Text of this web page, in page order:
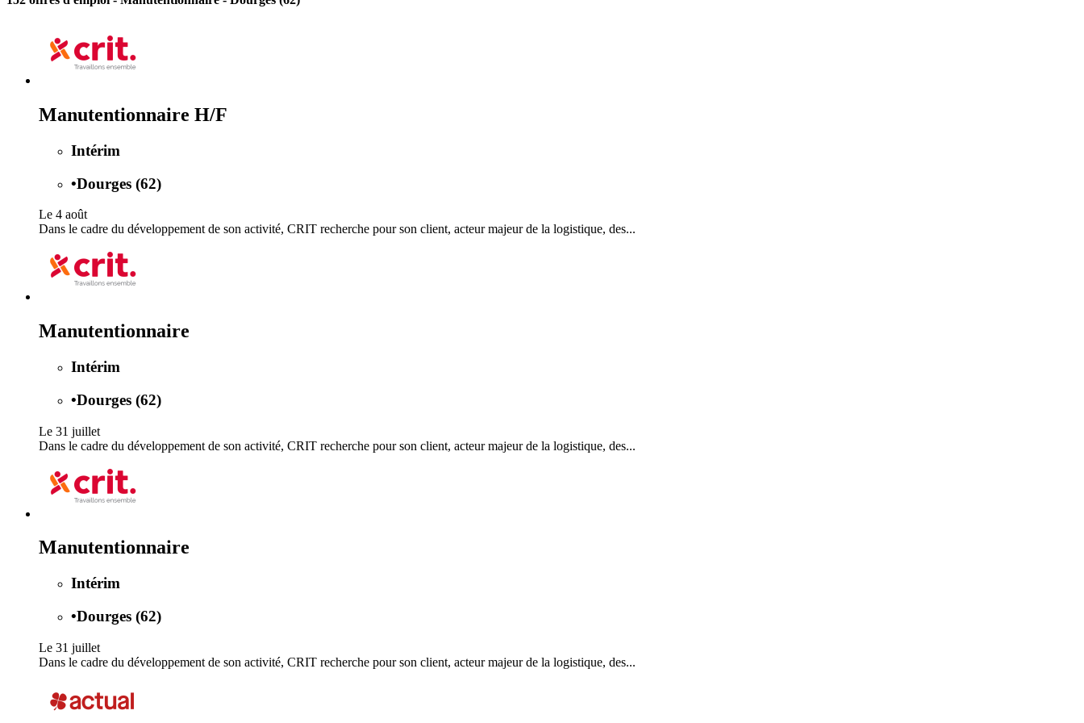
Manutentionnaire H/F
Intérim
•Dourges (62)
Le 4 août
Dans le cadre du développement de son activité, CRIT recherche pour son client, acteur majeur de la logistique, des...
Manutentionnaire
Intérim
•Dourges (62)
Le 31 juillet
Dans le cadre du développement de son activité, CRIT recherche pour son client, acteur majeur de la logistique, des...
Manutentionnaire
Intérim
•Dourges (62)
Le 31 juillet
Dans le cadre du développement de son activité, CRIT recherche pour son client, acteur majeur de la logistique, des...